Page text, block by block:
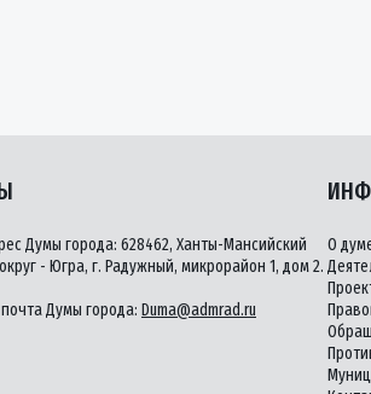
Думы города: 628462, Ханты-Мансийский
- Югра, г. Радужный, микрорайон 1, дом 2.
Думы города: Duma@admrad.ru
О